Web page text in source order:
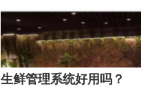
生鲜管理系统好用吗？